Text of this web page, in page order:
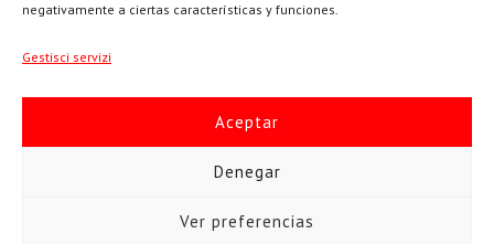
negativamente a ciertas características y funciones.
Gestisci servizi
Aceptar
Denegar
Ver preferencias
SOBICAIN / Sociedad Bíblica Católica Internacional · C/ Protasio